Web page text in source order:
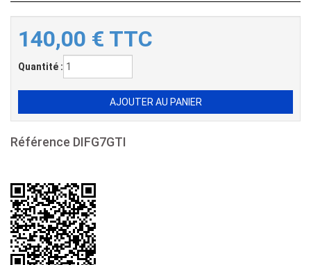
140,00 € TTC
Quantité :
Référence DIFG7GTI